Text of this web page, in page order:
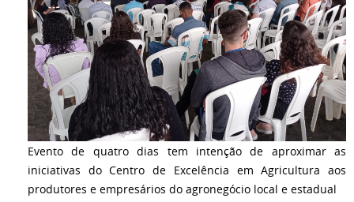
Evento de quatro dias tem intenção de aproximar as
iniciativas do Centro de Excelência em Agricultura aos
produtores e empresários do agronegócio local e estadual